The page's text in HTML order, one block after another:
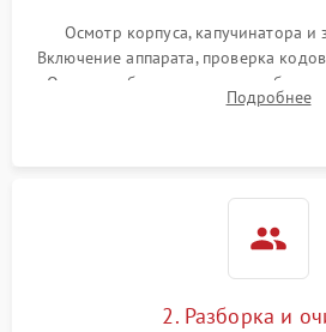
Осмотр корпуса, капучинатора и
Включение аппарата, проверка
Оценка работы помпы, термоблока
Измерение температуры иПодробнее
2. Разборка и